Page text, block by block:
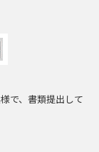
で、書類提出して